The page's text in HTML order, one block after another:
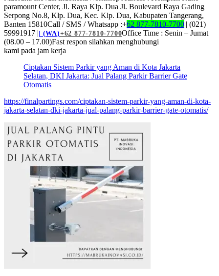
paramount Center, Jl. Raya Klp. Dua Jl. Boulevard Raya Gading
Serpong No.8, Klp. Dua, Kec. Klp. Dua, Kabupaten Tangerang,
Banten 15810Call / SMS / Whatsapp :+62 877-7810-7700|| (021)
59991917 | | (WA)+62 877-7810-7700Office Time : Senin – Jumat
(08.00 – 17.00)Fast respon silahkan menghubungi
kami pada jam kerja
Ciptakan Sistem Parkir yang Aman di Kota Jakarta
Selatan, DKI Jakarta: Jual Palang Parkir Barrier Gate
Otomatis
https://finalpartings.com/ciptakan-sistem-parkir-yang-aman-di-kota-
jakarta-selatan-dki-jakarta-jual-palang-parkir-barrier-gate-otomatis/